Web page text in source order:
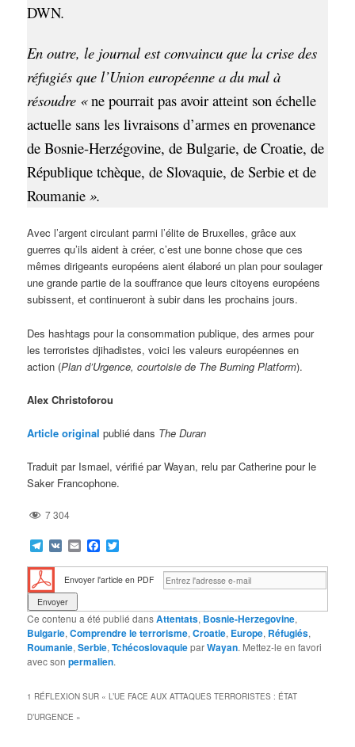
DWN.
En outre, le journal est convaincu que la crise des
réfugiés que l’Union européenne a du mal à
résoudre «ne pourrait pas avoir atteint son échelle
actuelle sans les livraisons d’armes en provenance
de Bosnie-Herzégovine, de Bulgarie, de Croatie, de
République tchèque, de Slovaquie, de Serbie et de
Roumanie».
Avec l’argent circulant parmi l’élite de Bruxelles, grâce aux
guerres qu’ils aident à créer, c’est une bonne chose que ces
mêmes dirigeants européens aient élaboré un plan pour soulager
une grande partie de la souffrance que leurs citoyens européens
subissent, et continueront à subir dans les prochains jours.
Des hashtags pour la consommation publique, des armes pour
les terroristes djihadistes, voici les valeurs européennes en
action (Plan d’Urgence, courtoisie de The Burning Platform).
Alex Christoforou
Article original publié dans The Duran
Traduit par Ismael, vérifié par Wayan, relu par Catherine pour le
Saker Francophone.
7 304
Telegram
VK EmailFacebook
Envoyer l'article en PDF
Ce contenu a été publié dansAttentats, Bosnie-Herzegovine,
Bulgarie,Comprendre le terrorisme,Croatie, Europe, Réfugiés,
Roumanie,Serbie,TchécoslovaquieparWayan. Mettez-le en favori
avec sonpermalien.
1 RÉFLEXION SUR «L’UE FACE AUX ATTAQUES TERRORISTES : ÉTAT
D’URGENCE »